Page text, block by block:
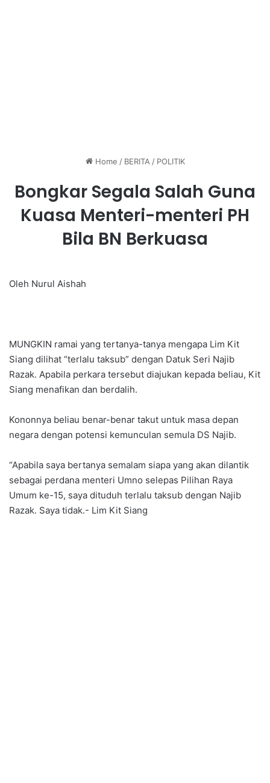
Home / BERITA / POLITIK
Bongkar Segala Salah Guna
Kuasa Menteri-menteri PH
Bila BN Berkuasa
Oleh Nurul Aishah
MUNGKIN ramai yang tertanya-tanya mengapa Lim Kit
Siang dilihat “terlalu taksub” dengan Datuk Seri Najib
Razak. Apabila perkara tersebut diajukan kepada beliau, Kit
Siang menafikan dan berdalih.
Kononnya beliau benar-benar takut untuk masa depan
negara dengan potensi kemunculan semula DS Najib.
“Apabila saya bertanya semalam siapa yang akan dilantik
sebagai perdana menteri Umno selepas Pilihan Raya
Umum ke-15, saya dituduh terlalu taksub dengan Najib
Razak. Saya tidak.- Lim Kit Siang